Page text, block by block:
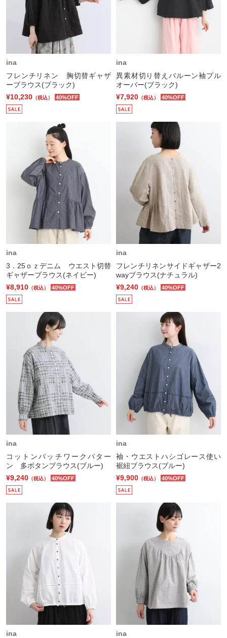
ina
フレンチリネン 胸切替ギャザ
ーブラウス(ブラック)
¥10,230 （税込） 40%OFF
ina
異素材切り替えバルーン袖プル
オーバー(ブラック)
¥7,920 （税込） 40%OFF
ina
3．25ｏｚデニム ウエスト切替
ギャザーブラウス(ネイビー)
¥8,910 （税込） 40%OFF
ina
フレンチリネンサイドギャザー2
wayブラウス(ナチュラル)
¥9,240 （税込） 40%OFF
ina
コットンパッチワークパター
ン 多ボタンブラウス(ブルー)
¥9,240 （税込） 40%OFF
ina
袖・ウエストハシゴレース使い
裾紐ブラウス(ブルー)
¥9,900 （税込） 40%OFF
ina
ina